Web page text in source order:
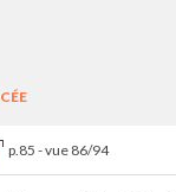
p.85 - vue 86/94